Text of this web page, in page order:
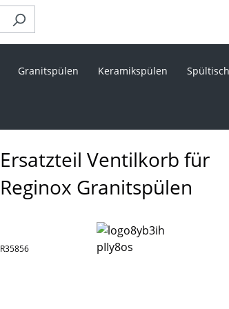
Granitspülen Keramikspülen
Ersatzteil Ventilkorb für
Reginox Granitspülen
R35856